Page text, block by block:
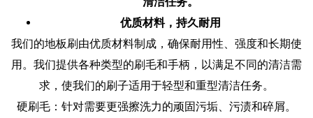
优质材料，持久耐用
我们的地板刷由优质材料制成，确保耐用性、强度和长期使
用。我们提供各种类型的刷毛和手柄，以满足不同的清洁需
求，使我们的刷子适用于轻型和重型清洁任务。
硬刷毛：针对需要更强擦洗力的顽固污垢、污渍和碎屑。